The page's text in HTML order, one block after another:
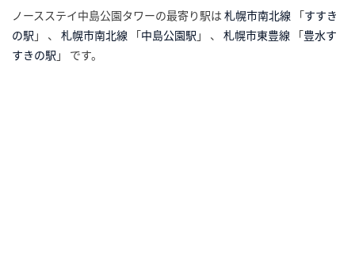
ノースステイ中島公園タワーの最寄り駅は 札幌市南北線 「すすき
の駅 」 、 札幌市南北線 「中島公園駅 」 、 札幌市東豊線 「豊水す
すきの駅 」 です。